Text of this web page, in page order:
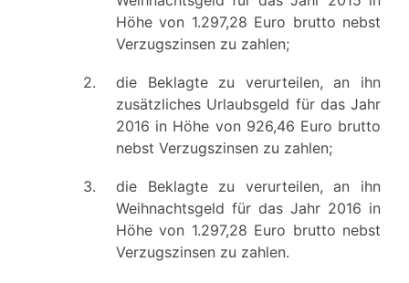
Höhe von 1.297,28 Euro brutto nebst
Verzugszinsen zu zahlen;
2. die Beklagte zu verurteilen, an ihn
zusätzliches Urlaubsgeld für das Jahr
2016 in Höhe von 926,46 Euro brutto
nebst Verzugszinsen zu zahlen;
3. die Beklagte zu verurteilen, an ihn
Weihnachtsgeld für das Jahr 2016 in
Höhe von 1.297,28 Euro brutto nebst
Verzugszinsen zu zahlen.